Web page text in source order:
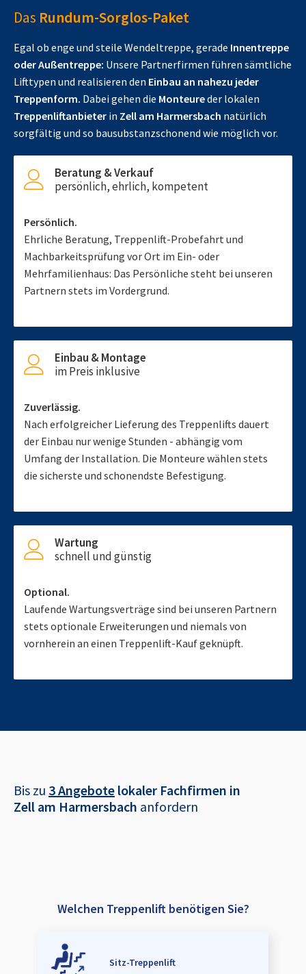
Das Rundum-Sorglos-Paket
Egal ob enge und steile Wendeltreppe, gerade Innentreppe
oder Außentreppe: Unsere Partnerfirmen führen sämtliche
Lifttypen und realisieren den Einbau an nahezu jeder
Treppenform. Dabei gehen die Monteureder lokalen
Treppenliftanbieter in Zell am Harmersbach natürlich
sorgfältig und so bausubstanzschonend wie möglich vor.
Beratung & Verkauf
persönlich, ehrlich, kompetent
Persönlich.
Ehrliche Beratung, Treppenlift-Probefahrt und
Machbarkeitsprüfung vor Ort im Ein- oder
Mehrfamilienhaus: Das Persönliche steht bei unseren
Partnern stets im Vordergrund.
Einbau & Montage
im Preis inklusive
Zuverlässig.
Nach erfolgreicher Lieferung des Treppenlifts dauert
der Einbau nur wenige Stunden - abhängig vom
Umfang der Installation. Die Monteure wählen stets
die sicherste und schonendste Befestigung.
Wartung
schnell und günstig
Optional.
Laufende Wartungsverträge sind bei unseren Partnern
stets optionale Erweiterungen und niemals von
vornherein an einen Treppenlift-Kauf geknüpft.
Bis zu 3 Angebote lokaler Fachfirmen in
Zell am Harmersbach anfordern
Welchen Treppenlift benötigen Sie?
Sitz-Treppenlift